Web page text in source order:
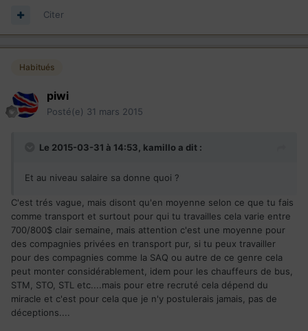
Citer
Habitués
piwi
Posté(e) 31 mars 2015
Le 2015-03-31 à 14:53, kamillo a dit :
Et au niveau salaire sa donne quoi ?
C'est trés vague, mais disont qu'en moyenne selon ce que tu fais
comme transport et surtout pour qui tu travailles cela varie entre
700/800$ clair semaine, mais attention c'est une moyenne pour
des compagnies privées en transport pur, si tu peux travailler
pour des compagnies comme la SAQ ou autre de ce genre cela
peut monter considérablement, idem pour les chauffeurs de bus,
STM, STO, STL etc....mais pour etre recruté cela dépend du
miracle et c'est pour cela que je n'y postulerais jamais, pas de
déceptions....